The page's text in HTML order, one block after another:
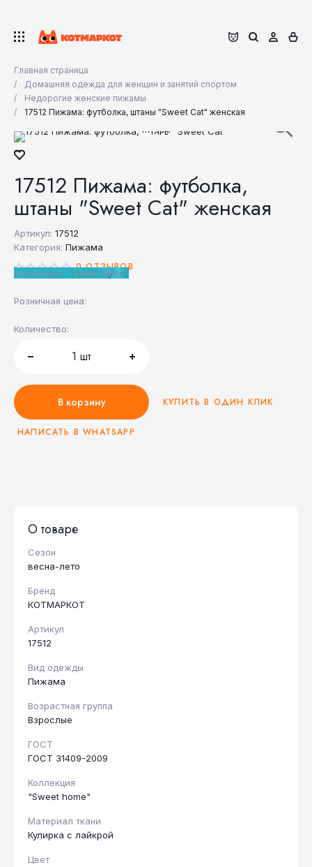
Главная страница
Домашняя одежда для женщин и занятий спортом
Недорогие женские пижамы
17512 Пижама: футболка, штаны "Sweet Cat" женская
17512 Пижама: футболка,
штаны "Sweet Cat" женская
Артикул: 17512
Категория: Пижама
0 ОТЗЫВОВ
Коллекция: "Sweet home"
Розничная цена:
Количество:
1 шт
В корзину КУПИТЬ В ОДИН КЛИК
НАПИСАТЬ В WHATSAPP
О товаре
Сезон
весна-лето
Бренд
КОТМАРКОТ
Артикул
17512
Вид одежды
Пижама
Возрастная группа
Взрослые
ГОСТ
ГОСТ 31409-2009
Коллекция
"Sweet home"
Материал ткани
Кулирка с лайкрой
Цвет